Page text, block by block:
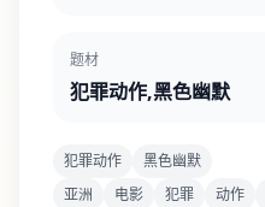
题材
犯罪动作,黑色幽默
犯罪动作
黑色幽默
亚洲
电影 犯罪 动作